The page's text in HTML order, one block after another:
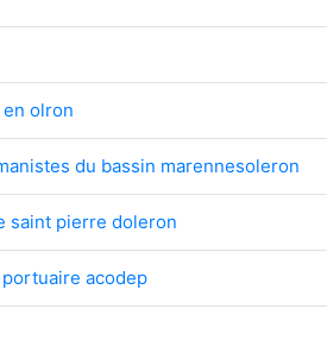
olron
du bassin marennesoleron
saint pierre doleron
acodep